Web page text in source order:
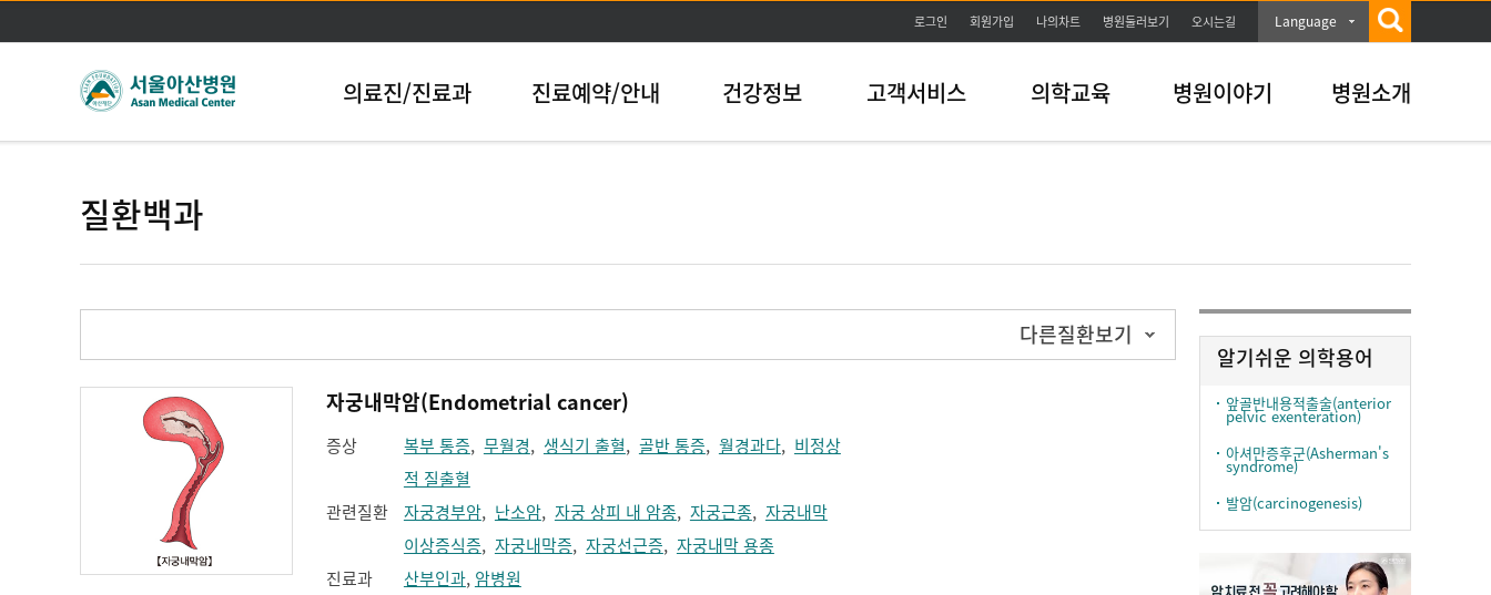
본문바로가기
로그인 회원가입 나의차트 병원둘러보기 오시는길 Language
의료진/진료과 진료예약/안내 건강정보 고객서비스 의학교육 병원이야기 병원소개
질환백과
다른질환보기
자궁내막암(Endometrial cancer)
증상 복부 통증, 무월경, 생식기 출혈, 골반 통증, 월경과다, 비정상
적 질출혈
관련질환
자궁경부암, 난소암, 자궁 상피 내 암종, 자궁근종, 자궁내막
이상증식증, 자궁내막증, 자궁선근증, 자궁내막 용종
진료과
산부인과, 암병원
알기쉬운 의학용어
앞골반내용적출술(anterior
pelvic exenteration)
아셔만증후군(Asherman's
syndrome)
발암(carcinogenesis)